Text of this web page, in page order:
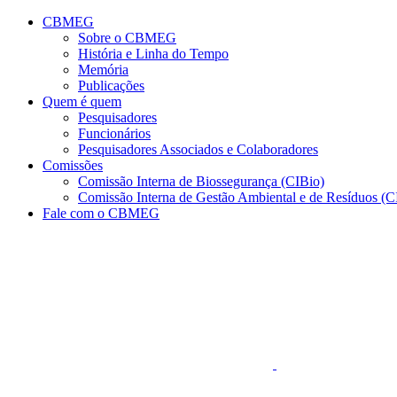
Conteúdo principal
CBMEG
Sobre o CBMEG
História e Linha do Tempo
Memória
Publicações
Quem é quem
Pesquisadores
Funcionários
Pesquisadores Associados e Colaboradores
Comissões
Comissão Interna de Biossegurança (CIBio)
Comissão Interna de Gestão Ambiental e de Resíduos
Fale com o CBMEG